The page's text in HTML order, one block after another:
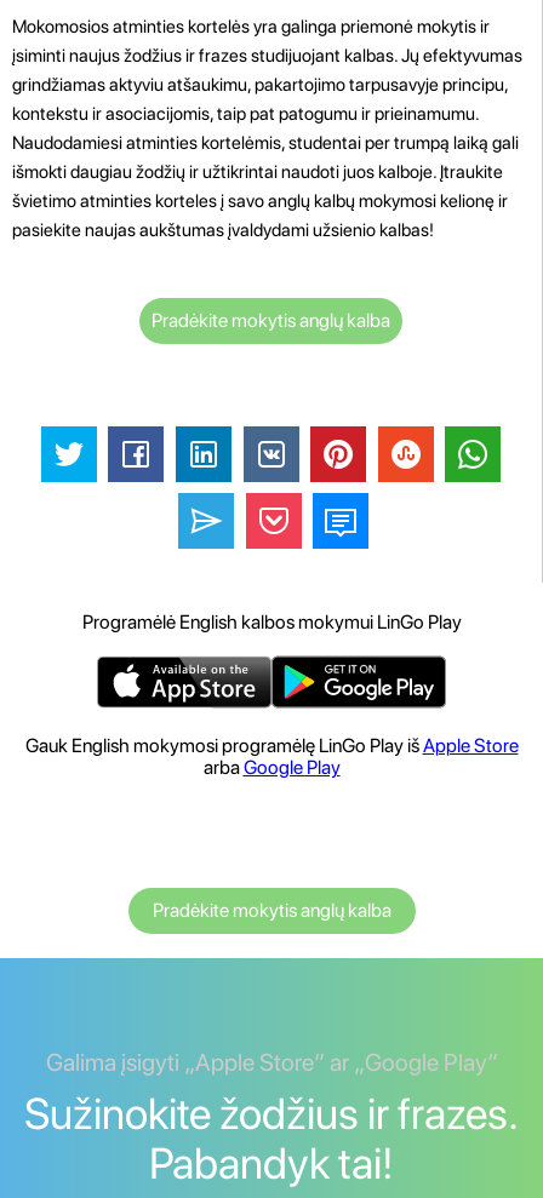
Mokomosios atminties kortelės yra galinga priemonė mokytis ir
įsiminti naujus žodžius ir frazes studijuojant kalbas. Jų efektyvumas
grindžiamas aktyviu atšaukimu, pakartojimo tarpusavyje principu,
kontekstu ir asociacijomis, taip pat patogumu ir prieinamumu.
Naudodamiesi atminties kortelėmis, studentai per trumpą laiką gali
išmokti daugiau žodžių ir užtikrintai naudoti juos kalboje. Įtraukite
švietimo atminties korteles į savo anglų kalbų mokymosi kelionę ir
pasiekite naujas aukštumas įvaldydami užsienio kalbas!
Pradėkite mokytis anglų kalba
Programėlė English kalbos mokymui LinGo Play
Gauk English mokymosi programėlę LinGo Play išApple Store
arbaGoogle Play
Pradėkite mokytis anglų kalba
Galima įsigyti „Apple Store“ ar „Google Play“
Sužinokite žodžius ir frazes.
Pabandyk tai!